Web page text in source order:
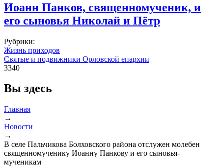
Иоанн Панков, священномученик, и
его сыновья Николай и Пётр
Рубрики:
Жизнь приходов
Святые и подвижники Орловской епархии
3340
Вы здесь
Главная
→
Новости
→
В селе Пальчикова Болховского района отслужен молебен
священномученику Иоанну Панкову и его сыновья-
мученикам